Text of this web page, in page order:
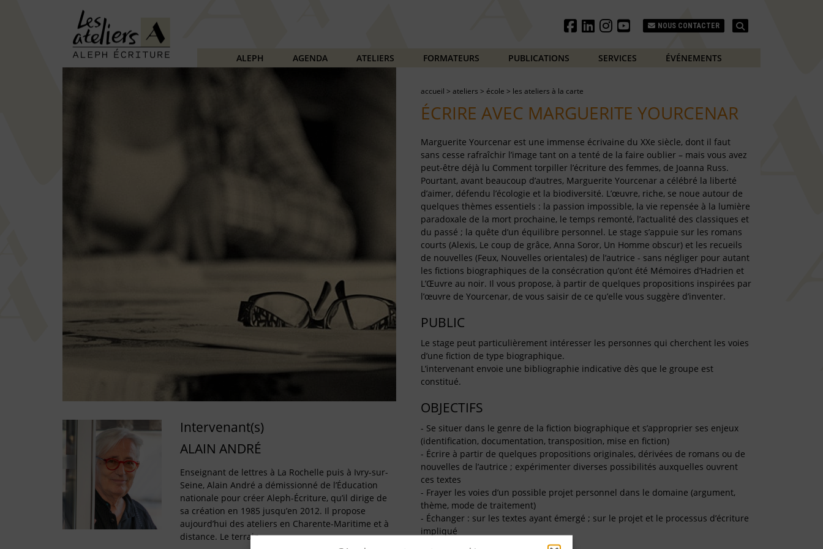
NOUS CONTACTER
ALEPH AGENDA ATELIERS FORMATEURS PUBLICATIONS SERVICES ÉVÉNEMENTS
Intervenant(s)
ALAIN ANDRÉ
Enseignant de lettres à La Rochelle puis à Ivry-sur-
Seine, Alain André a démissionné de l’Éducation
nationale pour créer Aleph-Écriture, qu’il dirige de
sa création en 1985 jusqu’en 2012. Il propose
aujourd’hui des ateliers en Charente-Maritime et à
distance. Le terrain…
accueil > ateliers > école > les ateliers à la carte
ÉCRIRE AVEC MARGUERITE YOURCENAR
Marguerite Yourcenar est une immense écrivaine du XXe siècle, dont il faut
sans cesse rafraîchir l’image tant on a tenté de la faire oublier – mais vous avez
peut-être déjà lu Comment torpiller l’écriture des femmes, de Joanna Russ.
Pourtant, avant beaucoup d’autres, Marguerite Yourcenar a célébré la liberté
d’aimer, défendu l’écologie et la biodiversité. L’œuvre, riche, se noue autour de
quelques thèmes essentiels : la passion impossible, la vie repensée à la lumière
paradoxale de la mort prochaine, le temps remonté, l’actualité des classiques et
du passé ; la quête d’un équilibre personnel. Le stage s’appuie sur les romans
courts (Alexis, Le coup de grâce, Anna Soror, Un Homme obscur) et les recueils
de nouvelles (Feux, Nouvelles orientales) de l’autrice - sans négliger pour autant
les fictions biographiques de la consécration qu’ont été Mémoires d’Hadrien et
L’Œuvre au noir. Il vous propose, à partir de quelques propositions inspirées par
l’œuvre de Yourcenar, de vous saisir de ce qu’elle vous suggère d’inventer.
PUBLIC
Le stage peut particulièrement intéresser les personnes qui cherchent les voies
d’une fiction de type biographique.
L’intervenant envoie une bibliographie indicative dès que le groupe est
constitué.
OBJECTIFS
- Se situer dans le genre de la fiction biographique et s’approprier ses enjeux
(identification, documentation, transposition, mise en fiction)
- Écrire à partir de quelques propositions originales, dérivées de romans ou de
nouvelles de l’autrice ; expérimenter diverses possibilités auxquelles ouvrent
ces textes
- Frayer les voies d’un possible projet personnel dans le domaine (argument,
thème, mode de traitement)
- Échanger : sur les textes ayant émergé ; sur le projet et le processus d’écriture
impliqué